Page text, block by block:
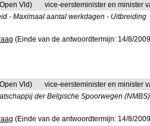
Vld)
vice-eersteminister en minister
- Maximaal aantal werkdagen - Uitbreiding
(Einde van de antwoordtermijn: 14/8/
Vld)
vice-eersteminister en minister
der Belgische Spoorwegen
(Einde van de antwoordtermijn: 14/8/